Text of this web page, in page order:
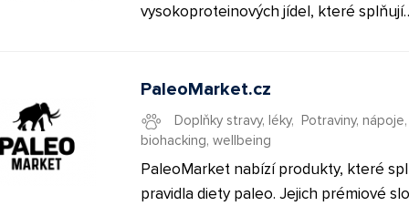
vysokoproteinových jídel, které splňují
kde se vám bude věnovat nutriční
Na stránkách najdete reálné zkušenosti
zákazníků nebo BMI kalkulačku pro
vhodného dietního plánu. ✅ provize 22,5 % ✅
průměrná provize 19 € ✅ XML feed Začněte
PaleoMarket.cz
Doplňky stravy, léky, Potraviny, nápoje,
biohacking, wellbeing
PaleoMarket nabízí produkty, které
pravidla diety paleo. Jejich prémiové